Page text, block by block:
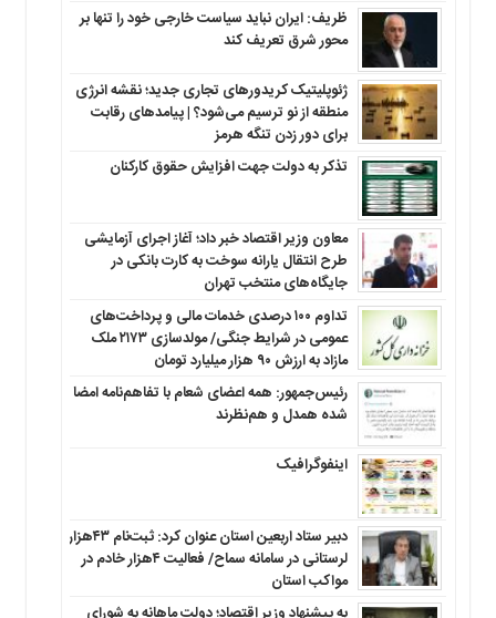
ظریف: ایران نباید سیاست خارجی خود را تنها بر
محور شرق تعریف کند
ژئوپلیتیک کریدورهای تجاری جدید؛ نقشه انرژی
منطقه‌ از نو ترسیم می‌شود؟ | پیامدهای رقابت
برای دور زدن تنگه هرمز
تذکر به دولت جهت افزایش حقوق کارکنان ‌
معاون وزیر اقتصاد خبر داد؛ آغاز اجرای آزمایشی
طرح انتقال یارانه سوخت به کارت بانکی در
جایگاه‌های منتخب تهران
تداوم ۱۰۰ درصدی خدمات مالی و پرداخت‌های
عمومی در شرایط جنگی/ مولدسازی ۲۱۷۳ ملک
مازاد به ارزش ۹۰ هزار میلیارد تومان
رئیس‌جمهور: همه اعضای شعام با تفاهم‌نامه امضا
شده همدل و هم‌نظرند
اینفوگرافیک
دبیر ستاد اربعین استان عنوان کرد: ثبت‌نام ۴۳هزار
لرستانی در سامانه سماح/ فعالیت ۴هزار خادم در
مواکب استان